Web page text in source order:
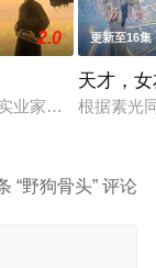
备银行”发行的
2.0
业家张謇创办大生
更新至16集
天才，
根据素光
“野狗骨头” 评论